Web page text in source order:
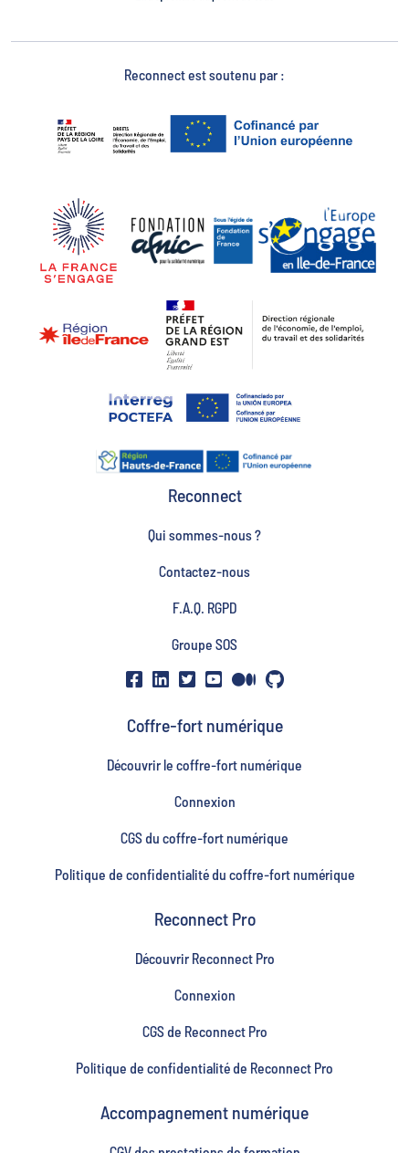
Reconnect
Qui sommes-nous ?
Contactez-nous
F.A.Q. RGPD
Groupe SOS
Coffre-fort numérique
Découvrir le coffre-fort numérique
Connexion
CGS du coffre-fort numérique
Politique de confidentialité du coffre-fort numérique
Reconnect Pro
Découvrir Reconnect Pro
Connexion
CGS de Reconnect Pro
Politique de confidentialité de Reconnect Pro
Accompagnement numérique
Reconnect est soutenu par :